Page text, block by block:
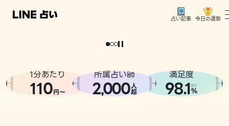
占い記事 今日の運勢
相談事例
どうせなら
。
1分あたり
110円〜
所属占い師
2,000人
超
満足度
98.1※1
%